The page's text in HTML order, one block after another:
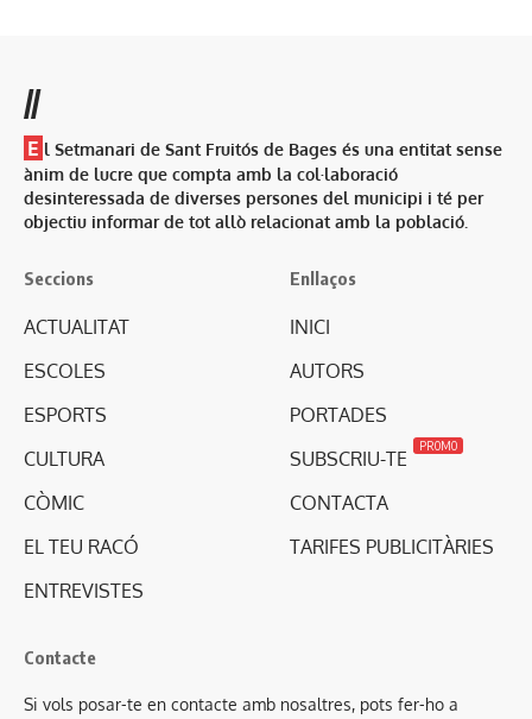
//
E l Setmanari de Sant Fruitós de Bages és una entitat sense
ànim de lucre que compta amb la col·laboració
desinteressada de diverses persones del municipi i té per
objectiu informar de tot allò relacionat amb la població.
Seccions
ACTUALITAT
ESCOLES
ESPORTS
CULTURA
CÒMIC
EL TEU RACÓ
ENTREVISTES
Enllaços
INICI
AUTORS
PORTADES
SUBSCRIU-TE
PROMO
CONTACTA
TARIFES PUBLICITÀRIES
Contacte
Si vols posar-te en contacte amb nosaltres, pots fer-ho a